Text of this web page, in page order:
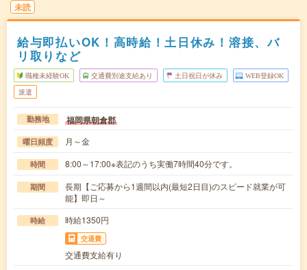
未読
給与即払いOK！高時給！土日休み！溶接、バ
リ取りなど
職種未経験OK 交通費別途支給あり 土日祝日が休み WEB登録OK
派遣
勤務地 福岡県朝倉郡
曜日頻度 月～金
時間 8:00～17:00※表記のうち実働7時間40分です。
期間
長期【ご応募から1週間以内(最短2日目)のスピード就業が可
能】即日～
時給 時給1350円
交通費
交通費支給有り